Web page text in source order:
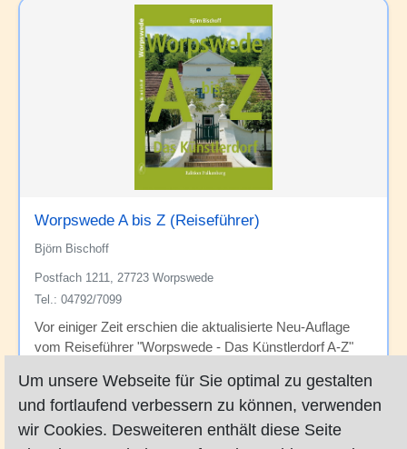
Worpswede A bis Z (Reiseführer)
Björn Bischoff
Postfach 1211, 27723 Worpswede
Tel.: 04792/7099
Vor einiger Zeit erschien die aktualisierte Neu-Auflage
vom Reiseführer "Worpswede - Das Künstlerdorf A-Z"
12,90 Euro ISBN 978-3-95494-113-
1[Subinclude:Buchlinks] Worpswede A-Z mit 120
Stichworten und 82 PersonenporträtsDas Künstlerdorf im
Um unsere Webseite für Sie optimal zu gestalten
und fortlaufend verbessern zu können, verwenden
wir Cookies. Desweiteren enthält diese Seite